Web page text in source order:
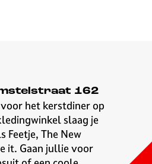
162
het kerstdiner op
slaag je
Feetje, The New
it. Gaan jullie voor